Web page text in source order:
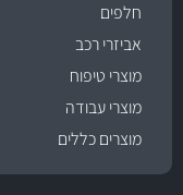
חלפים
אביזרי רכב
מוצרי טיפוח
מוצרי עבודה
מוצרים כללים